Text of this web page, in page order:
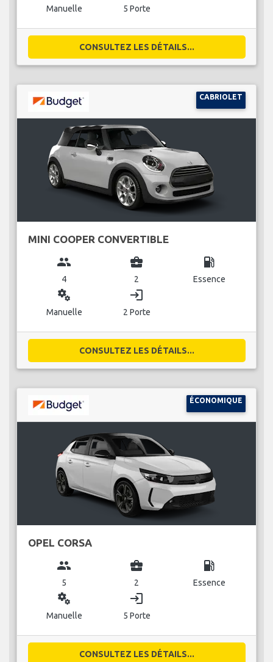
Manuelle 5 Porte
CONSULTEZ LES DÉTAILS...
CABRIOLET
MINI COOPER CONVERTIBLE
group
4
business_center
2
local_gas_station
Essence
miscellaneous_services
Manuelle
login
2 Porte
CONSULTEZ LES DÉTAILS...
ÉCONOMIQUE
OPEL CORSA
group
5
business_center
2
local_gas_station
Essence
miscellaneous_services
Manuelle
login
5 Porte
CONSULTEZ LES DÉTAILS...